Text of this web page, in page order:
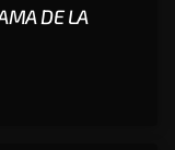
DE LA